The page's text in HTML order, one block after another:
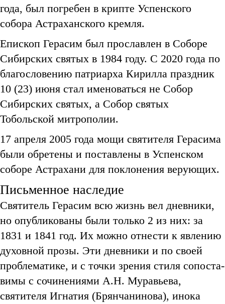
года, был погребен в крипте Успенского
собора Астраханского кремля.
Епископ Герасим был прославлен в Соборе
Сибирских святых в 1984 году. С 2020 года по
благословению патриарха Кирилла праздник
10 (23) июня стал именоваться не Собор
Сибирских святых, а Собор святых
Тобольской митрополии.
17 апреля 2005 года мощи святителя Герасима
были обретены и поставлены в Успенском
соборе Астрахани для поклонения верующих.
Письменное наследие
Святитель Герасим всю жизнь вел дневники,
но опубликованы были только 2 из них: за
1831 и 1841 год. Их можно отнести к явлению
духовной прозы. Эти дневники и по своей
проблематике, и с точки зрения стиля сопоста­
вимы с сочинениями А.Н. Муравьева,
святителя Игнатия (Брянчанинова), инока